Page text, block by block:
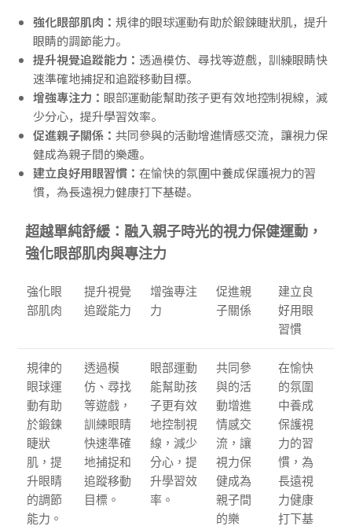
強化眼部肌肉：規律的眼球運動有助於鍛鍊睫狀肌，提升
眼睛的調節能力。
提升視覺追蹤能力： 透過模仿、尋找等遊戲，訓練眼睛快
速準確地捕捉和追蹤移動目標。
增強專注力：眼部運動能幫助孩子更有效地控制視線，減
少分心，提升學習效率。
促進親子關係：共同參與的活動增進情感交流，讓視力保
健成為親子間的樂趣。
建立良好用眼習慣：在愉快的氛圍中養成保護視力的習
慣，為長遠視力健康打下基礎。
超越單純舒緩：融入親子時光的視力保健運動，
強化眼部肌肉與專注力
強化眼
部肌肉
提升視覺
追蹤能力
增強專注
力
促進親
子關係
建立良
好用眼
習慣
規律的
眼球運
動有助
於鍛鍊
睫狀
肌，提
升眼睛
的調節
能力。
透過模
仿、尋找
等遊戲，
訓練眼睛
快速準確
地捕捉和
追蹤移動
目標。
眼部運動
能幫助孩
子更有效
地控制視
線，減少
分心，提
升學習效
率。
共同參
與的活
動增進
情感交
流，讓
視力保
健成為
親子間
的樂
在愉快
的氛圍
中養成
保護視
力的習
慣，為
長遠視
力健康
打下基